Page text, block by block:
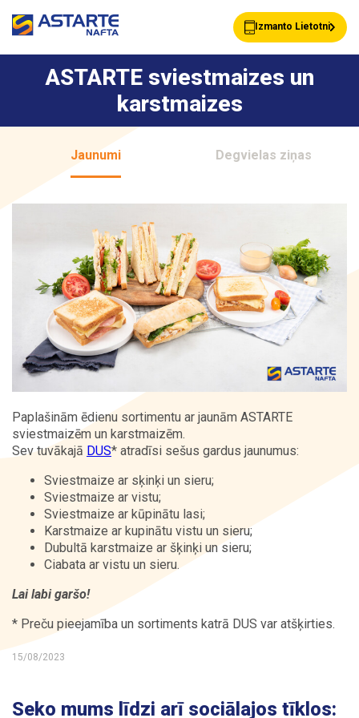
Izmanto Lietotni
Akcijas Jaunumi
Uzpildes stacijas
Pakalpojumi Astarte Bizness
Vairumtirdzniecība Par ASTARTE
Kontakti
ASTARTE sviestmaizes un
karstmaizes
Jaunumi Degvielas ziņas
Paplašinām ēdienu sortimentu ar jaunām ASTARTE
sviestmaizēm un karstmaizēm.
Sev tuvākajā DUS* atradīsi sešus gardus jaunumus:
Sviestmaize ar sķinķi un sieru;
Sviestmaize ar vistu;
Sviestmaize ar kūpinātu lasi;
Karstmaize ar kupinātu vistu un sieru;
Dubultā karstmaize ar šķinķi un sieru;
Ciabata ar vistu un sieru.
Lai labi garšo!
* Preču pieejamība un sortiments katrā DUS var atšķirties.
15/08/2023
Seko mums līdzi arī sociālajos tīklos: